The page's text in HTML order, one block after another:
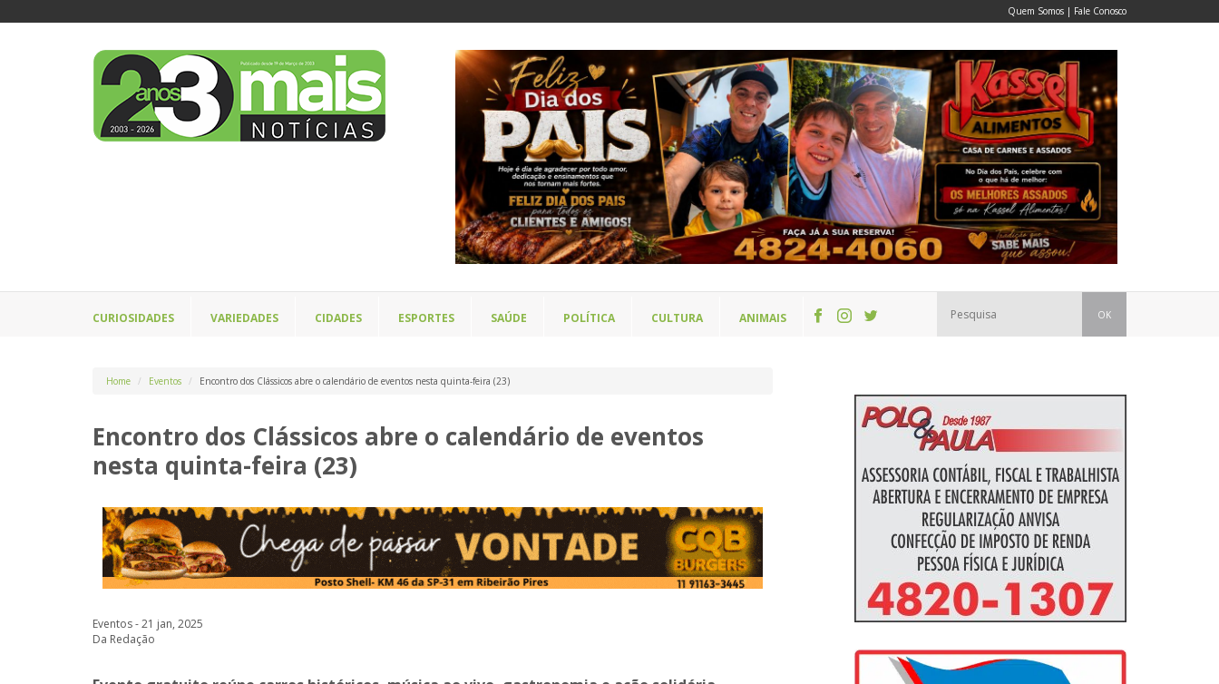
Quem Somos | Fale Conosco
CURIOSIDADES VARIEDADES CIDADES ESPORTES SAÚDE POLÍTICA CULTURA ANIMAIS OK
Home Eventos Encontro dos Clássicos abre o calendário de eventos nesta quinta-feira (23)
Encontro dos Clássicos abre o calendário de eventos
nesta quinta-feira (23)
Eventos - 21 jan, 2025
Da Redação